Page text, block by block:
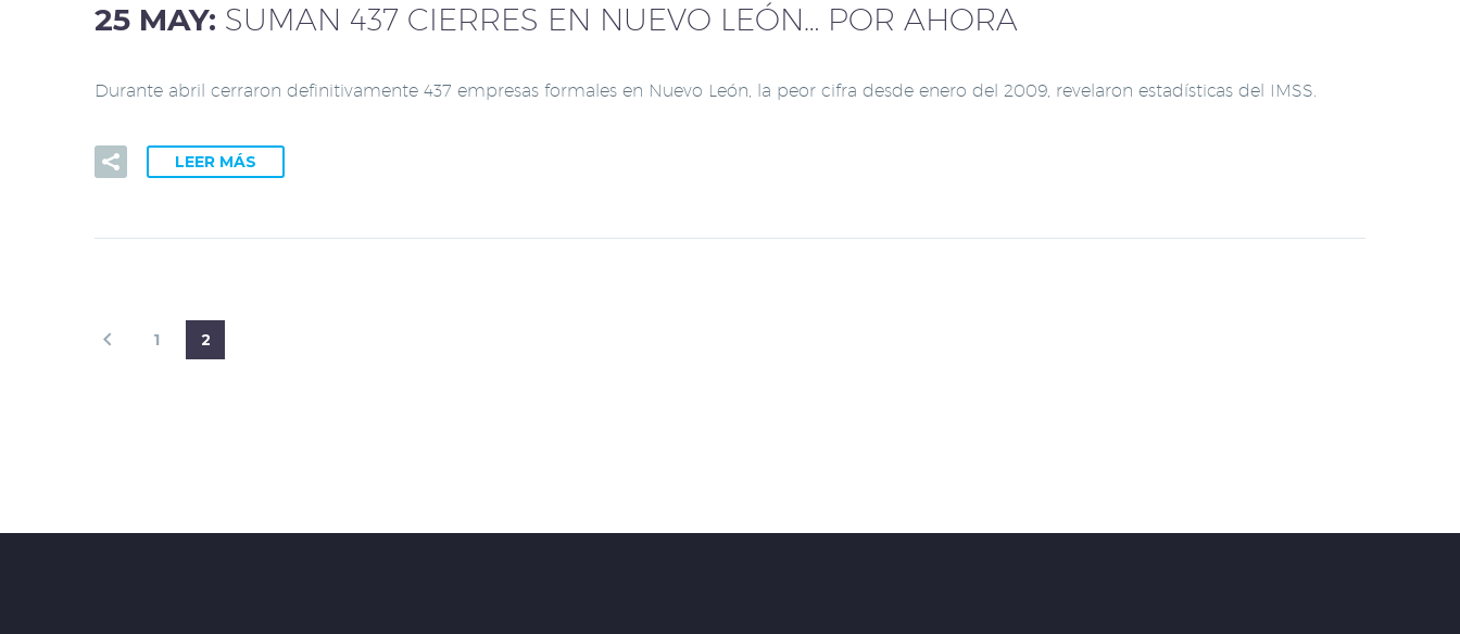
25 MAY: SUMAN 437 CIERRES EN NUEVO LEÓN… POR AHORA
Durante abril cerraron definitivamente 437 empresas formales en Nuevo León, la peor cifra desde enero del 2009, revelaron estadísticas del IMSS.
LEER MÁS
1 2